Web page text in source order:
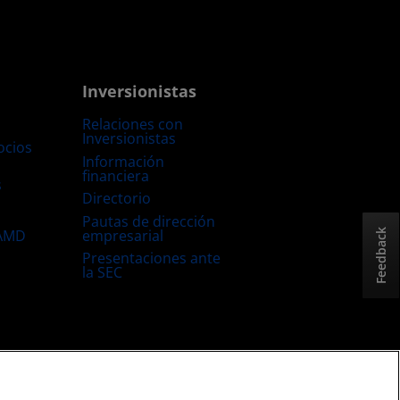
Feedback
Inversionistas
Relaciones con
Inversionistas
Información
financiera
Directorio
Pautas de dirección
empresarial
Presentaciones ante
la SEC